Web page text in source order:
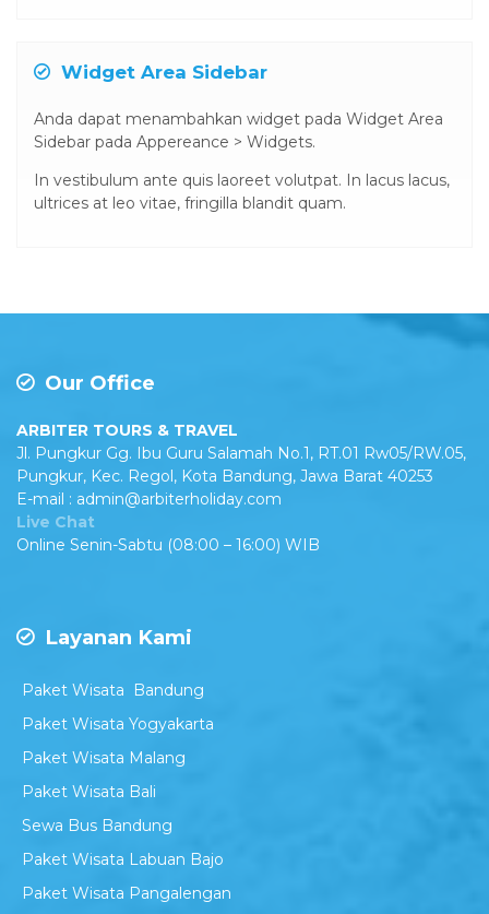
Widget Area Sidebar
Anda dapat menambahkan widget pada Widget Area
Sidebar pada Appereance > Widgets.
In vestibulum ante quis laoreet volutpat. In lacus lacus,
ultrices at leo vitae, fringilla blandit quam.
Our Office
ARBITER TOURS & TRAVEL
Jl. Pungkur Gg. Ibu Guru Salamah No.1, RT.01 Rw05/RW.05,
Pungkur, Kec. Regol, Kota Bandung, Jawa Barat 40253
E-mail : admin@arbiterholiday.com
Live Chat
Online Senin-Sabtu (08:00 – 16:00) WIB
Layanan Kami
Paket Wisata Bandung
Paket Wisata Yogyakarta
Paket Wisata Malang
Paket Wisata Bali
Sewa Bus Bandung
Paket Wisata Labuan Bajo
Paket Wisata Pangalengan